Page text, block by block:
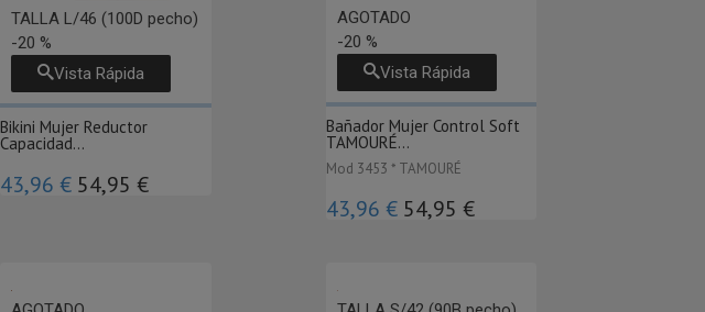
TALLA L/46 (100D pecho)
-20 %
Vista Rápida
Bikini Mujer Reductor
Capacidad...
43,96 € 54,95 €
AGOTADO
-20 %
Vista Rápida
Bañador Mujer Control Soft
TAMOURÉ...
Mod 3453 * TAMOURÉ
43,96 € 54,95 €